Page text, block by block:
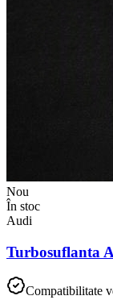
Nou
În stoc
Audi
Turbosuflanta
Compatibilitate